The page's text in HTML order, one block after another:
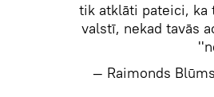
tik atklāti pateici, ka
valstī, nekad tavās
— Raimonds